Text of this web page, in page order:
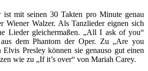
ist mit seinen 30 Takten pro Minute genau
Wiener Walzer. Als Tanzlieder eignen sich
Lieder gleichermaßen. „All I ask of you“
dem Phantom der Oper. Zu „Are you
Presley können sie genauso gut einen
wie zu „If it’s over“ von Mariah Carey.